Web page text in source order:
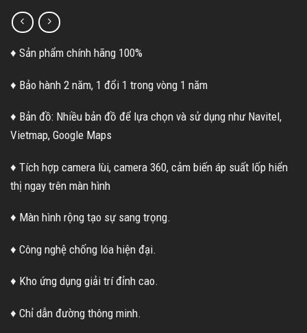
♦ Sản phẩm chính hãng 100%
♦ Bảo hành 2 năm, 1 đổi 1 trong vòng 1 năm
♦ Bản đồ: Nhiều bản đồ để lựa chọn và sử dụng như Navitel,
Vietmap, Google Maps
♦ Tích hợp camera lùi, camera 360, cảm biến áp suất lốp hiển
thị ngay trên màn hình
♦ Màn hình rộng tạo sự sang trọng.
♦ Công nghệ chống lóa hiện đại.
♦ Kho ứng dụng giải trí đỉnh cao.
♦ Chỉ dẫn đường thông minh.